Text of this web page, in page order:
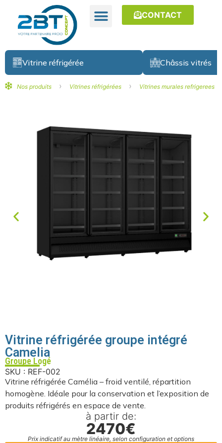
CONTACT
Vitrine réfrigérée Châssis vitrés
Nos produits › Vitrines réfrigérées › Vitrines murales refrigerees
Vitrine réfrigérée groupe intégré
Camelia
Groupe Logé
SKU : REF-002
Vitrine réfrigérée Camélia – froid ventilé, répartition
homogène. Idéale pour la conservation et l’exposition de
produits réfrigérés en espace de vente.
à partir de:
2470€
Prix indicatif au mètre linéaire, selon configuration et options